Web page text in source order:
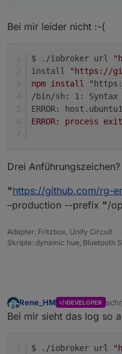
Bei mir leider nicht :-(
$ ./iobroker url
install
"https://
npm install "
/bin/sh: 1: Syntax
ERROR:
ERROR: process
Drei Anführungszeichen?
"https://github.com/rg-
–production --prefix "/
Adapter: Fritzbox, Unify Circuit
Skripte: dynamic hue, Bluetooth
Offline
Rene_HM DEVELOPER
Bei mir sieht das log so
$ ./iobroker url